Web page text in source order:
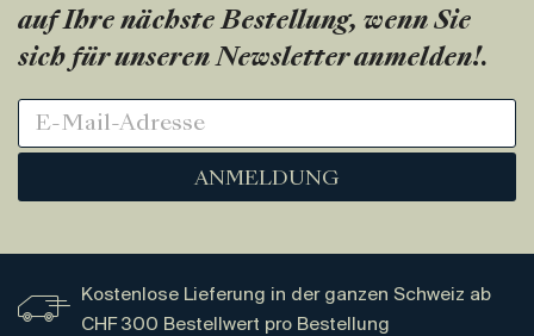
auf Ihre nächste Bestellung, wenn Sie
sich für unseren Newsletter anmelden!.
ANMELDUNG
Kostenlose Lieferung in der ganzen Schweiz ab
CHF 300 Bestellwert pro Bestellung